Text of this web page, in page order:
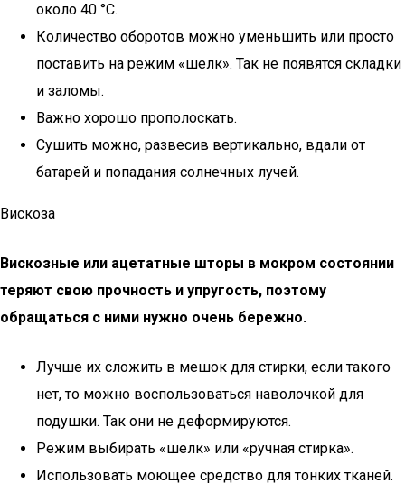
около 40 °C.
Количество оборотов можно уменьшить или просто
поставить на режим «шелк». Так не появятся складки
и заломы.
Важно хорошо прополоскать.
Сушить можно, развесив вертикально, вдали от
батарей и попадания солнечных лучей.
Вискоза
Вискозные или ацетатные шторы в мокром состоянии
теряют свою прочность и упругость, поэтому
обращаться с ними нужно очень бережно.
Лучше их сложить в мешок для стирки, если такого
нет, то можно воспользоваться наволочкой для
подушки. Так они не деформируются.
Режим выбирать «шелк» или «ручная стирка».
Использовать моющее средство для тонких тканей.